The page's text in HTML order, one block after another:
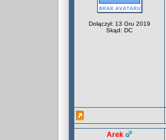
Dołączył: 13 Gru 2019
Skąd: DC
Arek